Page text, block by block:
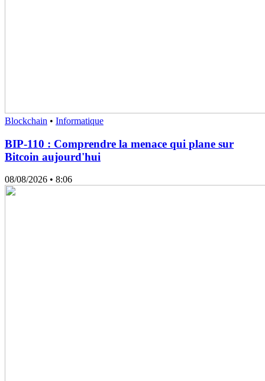
Blockchain • Informatique
BIP-110 : Comprendre la menace qui plane sur
Bitcoin aujourd'hui
08/08/2026 • 8:06